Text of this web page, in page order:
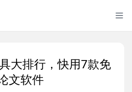
大排行，快用7款免
文软件